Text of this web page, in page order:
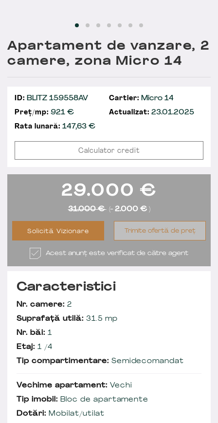
Apartament de vanzare, 2
camere, zona Micro 14
ID: BLITZ 159558AV Cartier: Micro 14
Preț/mp: 921 € Actualizat: 23.01.2025
Rata lunară: 147,63€
Calculator credit
29.000 €
31.000 € (- 2.000 €)
Solicită Vizionare Trimite ofertă de preț
Acest anunț este verificat de către agent
Caracteristici
Nr. camere: 2
Suprafață utilă: 31.5 mp
Nr. băi: 1
Etaj: 1 /4
Tip compartimentare: Semidecomandat
Vechime apartament: Vechi
Tip imobil: Bloc de apartamente
Dotări: Mobilat/utilat